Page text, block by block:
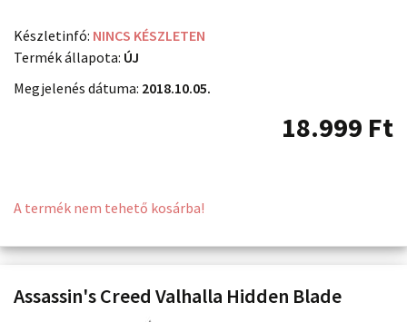
Készletinfó: NINCS KÉSZLETEN
Termék állapota: ÚJ
Megjelenés dátuma: 2018.10.05.
18.999 Ft
A termék nem tehető kosárba!
Assassin's Creed Valhalla Hidden Blade